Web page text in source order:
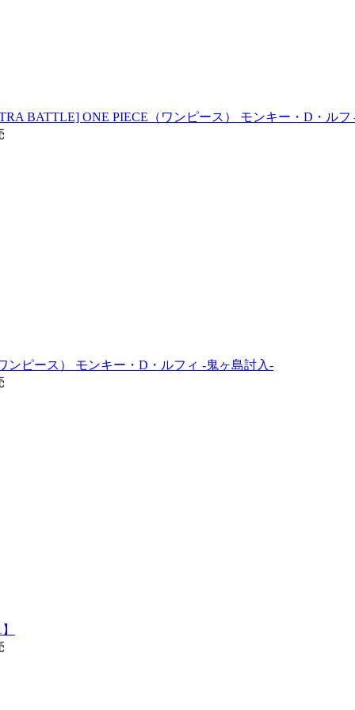
BATTLE] ONE PIECE（ワンピース） モンキー・D・ル
ンピース） モンキー・D・ルフィ -鬼ヶ島討入-